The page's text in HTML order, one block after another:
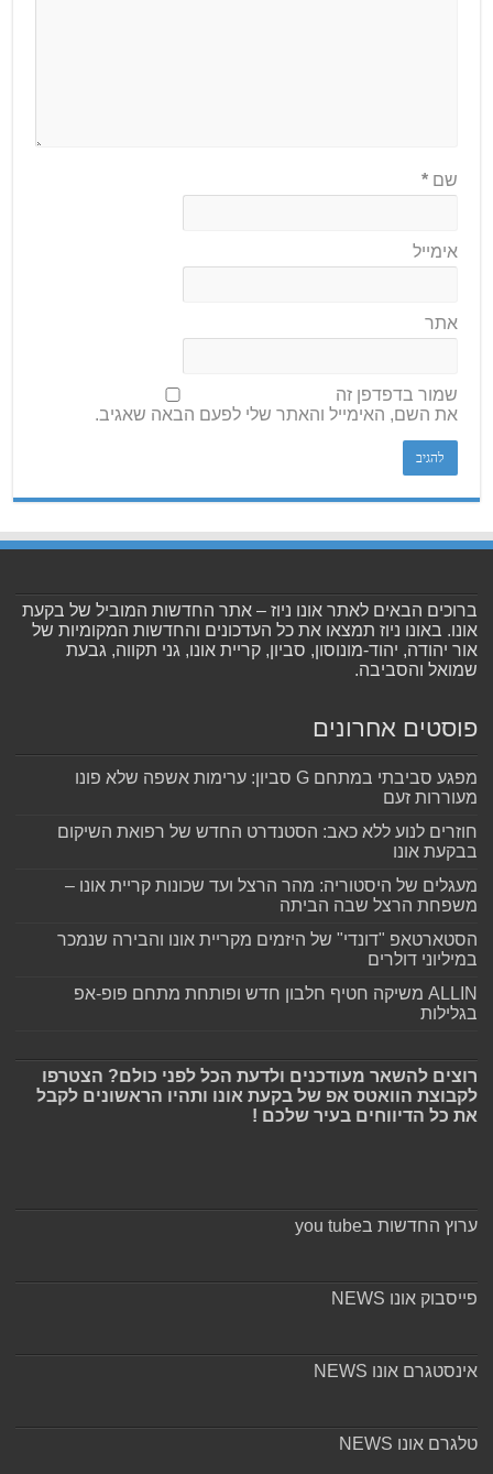
שם*
אימייל
אתר
שמור בדפדפן זה
את השם, האימייל והאתר שלי לפעם הבאה שאגיב.
ברוכים הבאים לאתר אונו ניוז – אתר החדשות המוביל של בקעת
אונו. באונו ניוז תמצאו את כל העדכונים והחדשות המקומיות של
אור יהודה, יהוד-מונוסון, סביון, קריית אונו, גני תקווה, גבעת
שמואל והסביבה.
פוסטים אחרונים
מפגע סביבתי במתחם G סביון: ערימות אשפה שלא פונו
מעוררות זעם
חוזרים לנוע ללא כאב: הסטנדרט החדש של רפואת השיקום
בבקעת אונו
מעגלים של היסטוריה: מהר הרצל ועד שכונות קריית אונו –
משפחת הרצל שבה הביתה
הסטארטאפ "דונדי" של היזמים מקריית אונו והבירה שנמכר
במיליוני דולרים
ALLIN משיקה חטיף חלבון חדש ופותחת מתחם פופ-אפ
בגלילות
רוצים להשאר מעודכנים ולדעת הכל לפני כולם? הצטרפו
לקבוצת הוואטס אפ של בקעת אונו ותהיו הראשונים לקבל
את כל הדיווחים בעיר שלכם !
ערוץ החדשות בyou tube
פייסבוק אונו NEWS
אינסטגרם אונו NEWS
טלגרם אונו NEWS